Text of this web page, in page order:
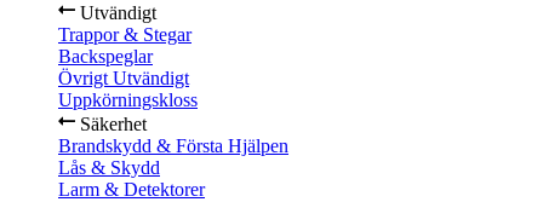
Utvändigt
Trappor & Stegar
Backspeglar
Övrigt Utvändigt
Uppkörningskloss
Säkerhet
Brandskydd & Första Hjälpen
Lås & Skydd
Larm & Detektorer